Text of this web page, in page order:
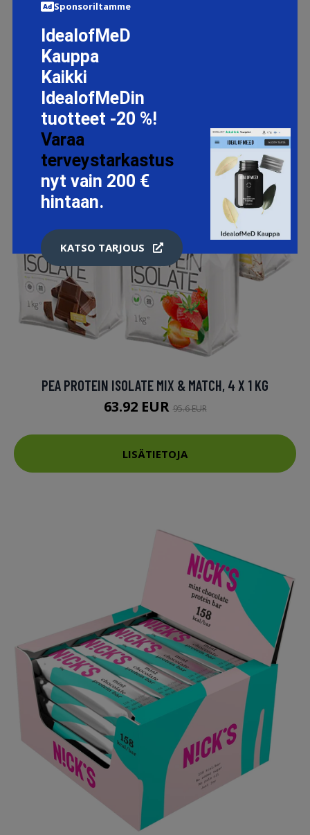
PEA PROTEIN ISOLATE MIX & MATCH, 4 X 1 KG
63.92 EUR95.6 EUR
LISÄTIETOJA
Sponsoriltamme
IdealofMeD
Kauppa
Kaikki
IdealofMeDin
tuotteet -20 %!
Varaa
terveystarkastus
nyt vain 200 €
hintaan.
KATSO TARJOUS